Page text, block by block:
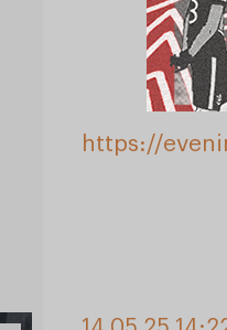
https://